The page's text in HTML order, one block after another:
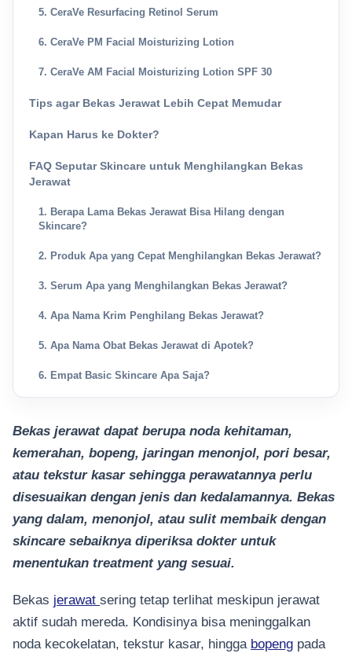
5. CeraVe Resurfacing Retinol Serum
6. CeraVe PM Facial Moisturizing Lotion
7. CeraVe AM Facial Moisturizing Lotion SPF 30
Tips agar Bekas Jerawat Lebih Cepat Memudar
Kapan Harus ke Dokter?
FAQ Seputar Skincare untuk Menghilangkan Bekas
Jerawat
1. Berapa Lama Bekas Jerawat Bisa Hilang dengan
Skincare?
2. Produk Apa yang Cepat Menghilangkan Bekas Jerawat?
3. Serum Apa yang Menghilangkan Bekas Jerawat?
4. Apa Nama Krim Penghilang Bekas Jerawat?
5. Apa Nama Obat Bekas Jerawat di Apotek?
6. Empat Basic Skincare Apa Saja?
Bekas jerawat dapat berupa noda kehitaman,
kemerahan, bopeng, jaringan menonjol, pori besar,
atau tekstur kasar sehingga perawatannya perlu
disesuaikan dengan jenis dan kedalamannya. Bekas
yang dalam, menonjol, atau sulit membaik dengan
skincare sebaiknya diperiksa dokter untuk
menentukan treatment yang sesuai.
Bekas jerawat sering tetap terlihat meskipun jerawat
aktif sudah mereda. Kondisinya bisa meninggalkan
noda kecokelatan, tekstur kasar, hingga bopeng pada